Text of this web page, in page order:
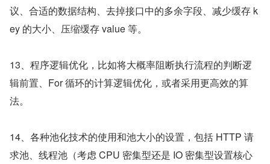
议、合适的数据结构、去掉接口中的多余字段、减少缓存 k
ey 的大小、压缩缓存 value 等。
13、程序逻辑优化，比如将大概率阻断执行流程的判断逻
辑前置、For 循环的计算逻辑优化，或者采用更高效的算
法。
14、各种池化技术的使用和池大小的设置，包括 HTTP 请
求池、线程池（考虑 CPU 密集型还是 IO 密集型设置核心